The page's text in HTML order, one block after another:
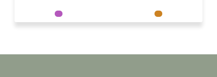
Violeta Naranja